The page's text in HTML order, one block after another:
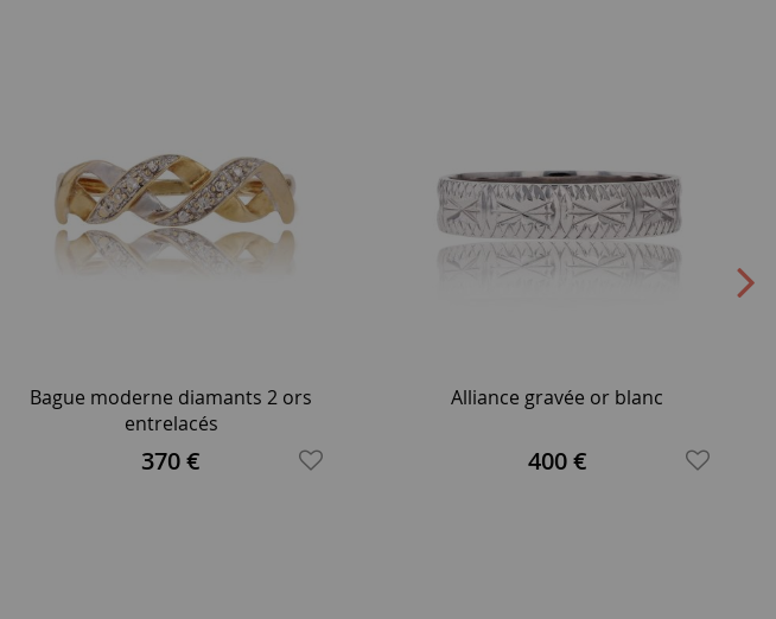
Bague moderne diamants 2 ors
entrelacés
370 €
Alliance gravée or blanc
400 €